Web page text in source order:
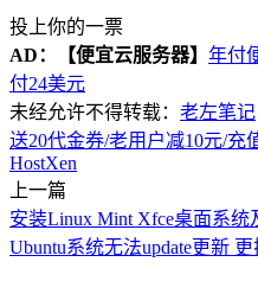
投上你的一票
AD：
【便宜云服务器】 年付
付24美元
未经允许不得转载： 老左笔记
送20代金券/老用户减10元/充
HostXen
上一篇
安装Linux Mint Xfce桌面系统
Ubuntu系统无法update更新